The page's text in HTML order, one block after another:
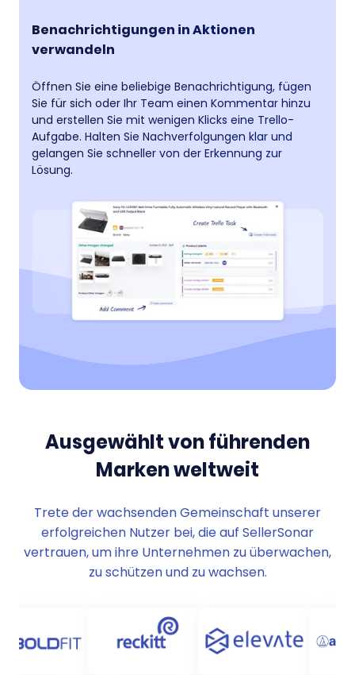
Benachrichtigungen in Aktionen
verwandeln
Öffnen Sie eine beliebige Benachrichtigung, fügen
Sie für sich oder Ihr Team einen Kommentar hinzu
und erstellen Sie mit wenigen Klicks eine Trello-
Aufgabe. Halten Sie Nachverfolgungen klar und
gelangen Sie schneller von der Erkennung zur
Lösung.
Ausgewählt von führenden
Marken weltweit
Trete der wachsenden Gemeinschaft unserer
erfolgreichen Nutzer bei, die auf SellerSonar
vertrauen, um ihre Unternehmen zu überwachen,
zu schützen und zu wachsen.